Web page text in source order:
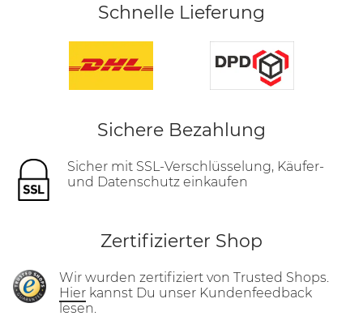
Schnelle Lieferung
Sichere Bezahlung
Sicher mit SSL-Verschlüsselung, Käufer-
und Datenschutz einkaufen
Zertifizierter Shop
Wir wurden zertifiziert von Trusted Shops.
Hier kannst Du unser Kundenfeedback
lesen.